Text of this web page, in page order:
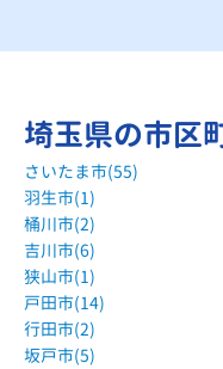
埼玉県の市区
さいたま市(55)
羽生市(1)
桶川市(2)
吉川市(6)
狭山市(1)
戸田市(14)
行田市(2)
坂戸市(5)